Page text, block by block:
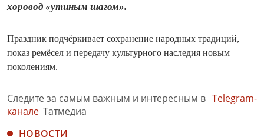
хоровод «утиным шагом».
Праздник подчёркивает сохранение народных традиций,
показ ремёсел и передачу культурного наследия новым
поколениям.
Следите за самым важным и интересным в Telegram-
канале Татмедиа
НОВОСТИ